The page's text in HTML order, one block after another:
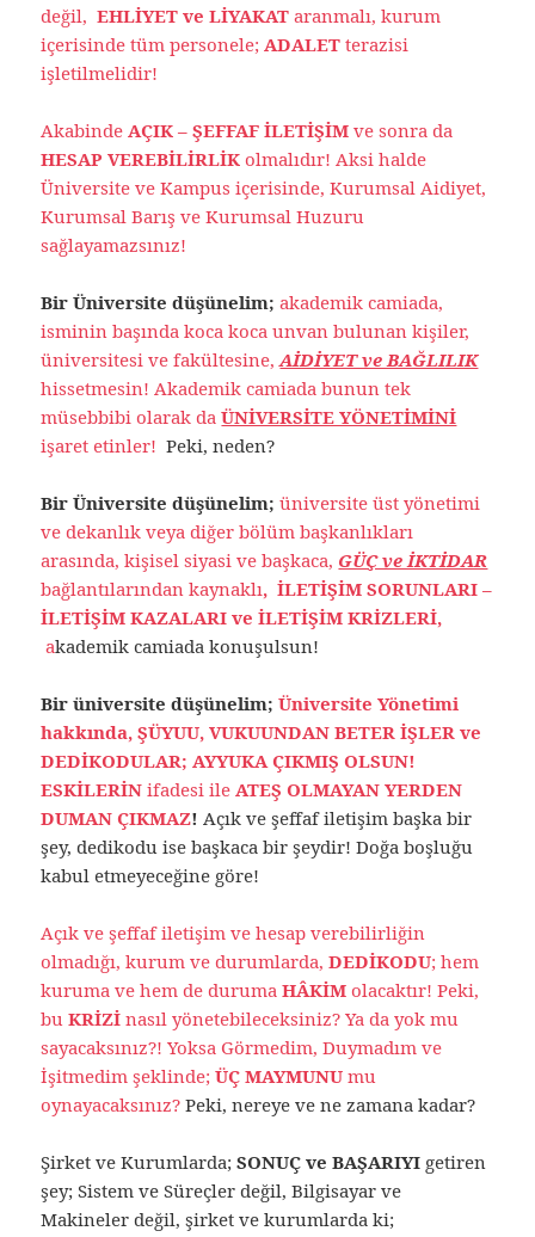
değil,EHLİYET ve LİYAKAT aranmalı, kurum
içerisinde tüm personele; ADALET terazisi
işletilmelidir!
Akabinde AÇIK – ŞEFFAF İLETİŞİM ve sonra da
HESAP VEREBİLİRLİK olmalıdır! Aksi halde
Üniversite ve Kampus içerisinde, Kurumsal Aidiyet,
Kurumsal Barış ve Kurumsal Huzuru
sağlayamazsınız!
Bir Üniversite düşünelim; akademik camiada,
isminin başında koca koca unvan bulunan kişiler,
üniversitesi ve fakültesine,AİDİYET ve BAĞLILIK
hissetmesin! Akademik camiada bunun tek
müsebbibi olarak daÜNİVERSİTE YÖNETİMİNİ
işaret etinler! Peki, neden?
Bir Üniversite düşünelim; üniversite üst yönetimi
ve dekanlık veya diğer bölüm başkanlıkları
arasında, kişisel siyasi ve başkaca, GÜÇ ve İKTİDAR
bağlantılarından kaynaklı, İLETİŞİM SORUNLARI –
İLETİŞİM KAZALARI ve İLETİŞİM KRİZLERİ,
akademik camiada konuşulsun!
Bir üniversite düşünelim;Üniversite Yönetimi
hakkında, ŞÜYUU, VUKUUNDAN BETER İŞLER ve
DEDİKODULAR; AYYUKA ÇIKMIŞ OLSUN!
ESKİLERİN ifadesi ile ATEŞ OLMAYAN YERDEN
DUMAN ÇIKMAZ! Açık ve şeffaf iletişim başka bir
şey, dedikodu ise başkaca bir şeydir! Doğa boşluğu
kabul etmeyeceğine göre!
Açık ve şeffaf iletişim ve hesap verebilirliğin
olmadığı, kurum ve durumlarda,DEDİKODU; hem
kuruma ve hem de durumaHÂKİM olacaktır! Peki,
buKRİZİnasıl yönetebileceksiniz? Ya da yok mu
sayacaksınız?! Yoksa Görmedim, Duymadım ve
İşitmedim şeklinde;ÜÇ MAYMUNU mu
oynayacaksınız?Peki, nereye ve ne zamana kadar?
Şirket ve Kurumlarda;SONUÇ ve BAŞARIYI getiren
şey; Sistem ve Süreçler değil, Bilgisayar ve
Makineler değil, şirket ve kurumlarda ki;